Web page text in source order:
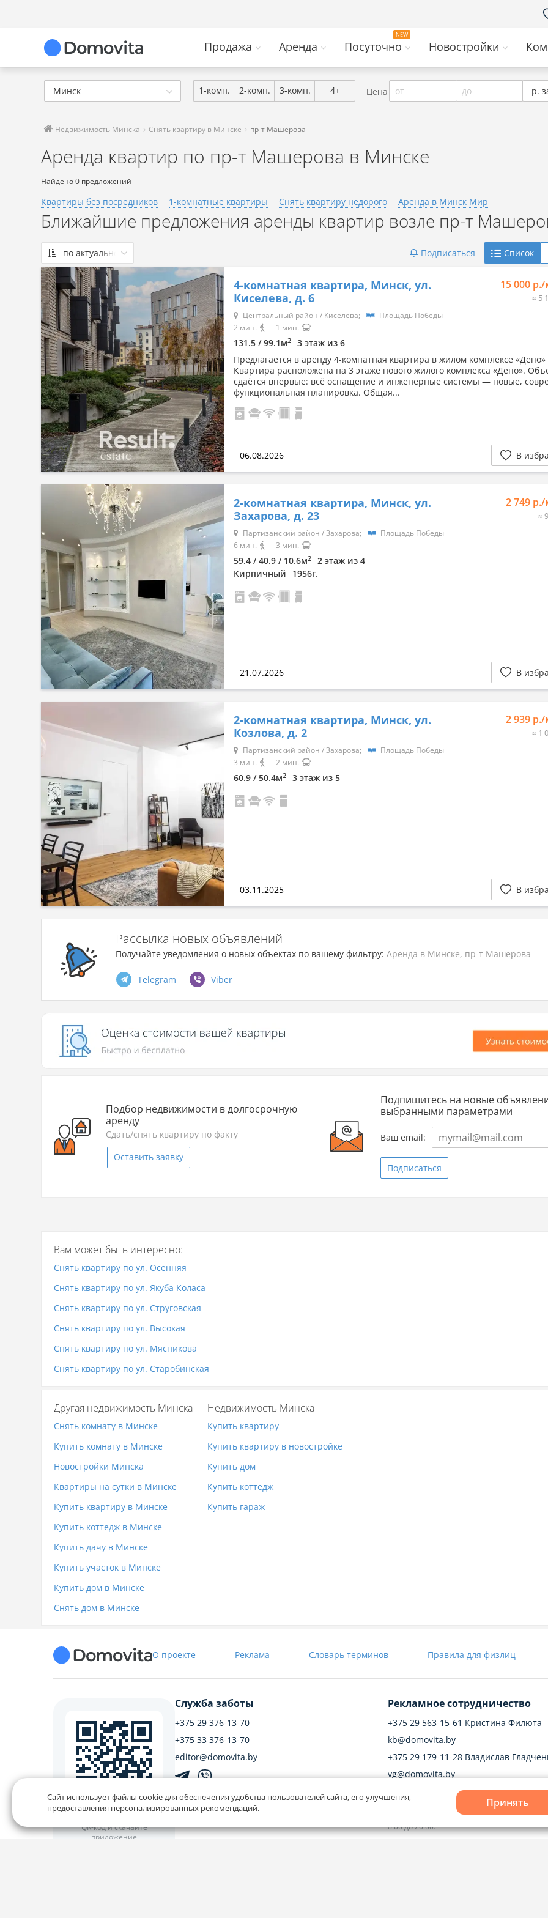
Продажа Аренда Посуточно Новостройки
Минск 1-комн. 2-комн. 3-комн. 4+ Цена от до р.
Недвижимость Минска Снять квартиру в Минске пр-т Машерова
Аренда квартир по пр-т Машерова в Минске
Найдено 0 предложений
Квартиры без посредников 1-комнатные квартиры Снять квартиру недорого Аренда в Минск Мир
Ближайшие предложения аренды квартир возле пр-т
по актуальности
По актуальности
Сначала дешевые
Сначала дорогие
По комнатности: большая →
малая
По комнатности: малая →
большая
По площади: большая → малая
По площади: малая → большая
Подписаться Список
4-комнатная квартира, Минск, ул.
Киселева, д. 6
Центральный район / Киселева;
Площадь Победы
2 мин.
1 мин.
15 000
≈ 5
131.5 / 99.1м2
3 этаж из 6
Предлагается в аренду 4-комнатная квартира в жилом комплексе «Депо»
Квартира расположена на 3 этаже нового жилого комплекса «Депо».
сдаётся впервые: всё оснащение и инженерные системы — новые,
функциональная планировка. Общая...
06.08.2026 В
2-комнатная квартира, Минск, ул.
Захарова, д. 23
Партизанский район / Захарова;
Площадь Победы
6 мин.
3 мин.
2 749
≈
59.4 / 40.9 / 10.6м2
2 этаж из 4
Кирпичный
1956г.
21.07.2026 В
2-комнатная квартира, Минск, ул.
Козлова, д. 2
Партизанский район / Захарова;
Площадь Победы
3 мин.
2 мин.
2 939
≈ 1
60.9 / 50.4м2 3 этаж из 5
03.11.2025 В
Рассылка новых объявлений
Получайте уведомления о новых объектах по вашему фильтру: Аренда в Минске, пр-т Машерова
Telegram Viber
Подбор недвижимости в долгосрочную
аренду
Сдать/снять квартиру по факту
Оставить заявку
Подпишитесь на новые
выбранными параметрами
Ваш email:
Подписаться
Вам может быть интересно:
Снять квартиру по ул. Осенняя
Снять квартиру по ул. Якуба Коласа
Снять квартиру по ул. Струговская
Снять квартиру по ул. Высокая
Снять квартиру по ул. Мясникова
Снять квартиру по ул. Старобинская
Другая недвижимость Минска
Снять комнату в Минске
Купить комнату в Минске
Новостройки Минска
Квартиры на сутки в Минске
Купить квартиру в Минске
Купить коттедж в Минске
Купить дачу в Минске
Купить участок в Минске
Купить дом в Минске
Снять дом в Минске
Недвижимость Минска
Купить квартиру
Купить квартиру в новостройке
Купить дом
Купить коттедж
Купить гараж
О проекте Реклама Словарь терминов Правила для физлиц
QR-код и скачайте
приложение
Служба заботы
+375 29 376-13-70
+375 33 376-13-70
editor@domovita.by
Мы принимаем звонки и отвечаем на
письма в будние дни с 9:00 до 18:00.
Рекламное сотрудничество
+375 29 563-15-61 Кристина Филюта
kb@domovita.by
+375 29 179-11-28 Владислав
vg@domovita.by
Пишите и звоните нам в будние дни с
8:00 до 20:00.
Сайт использует файлы cookie для обеспечения удобства пользователей сайта, его улучшения,
предоставления персонализированных рекомендаций.
Принять